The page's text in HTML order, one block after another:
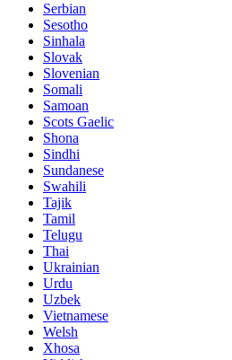
Serbian
Sesotho
Sinhala
Slovak
Slovenian
Somali
Samoan
Scots Gaelic
Shona
Sindhi
Sundanese
Swahili
Tajik
Tamil
Telugu
Thai
Ukrainian
Urdu
Uzbek
Vietnamese
Welsh
Xhosa